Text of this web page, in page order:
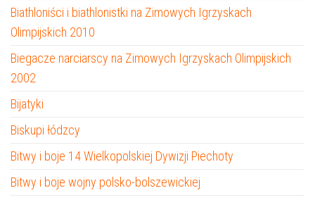
Biathloniści i biathlonistki na Zimowych Igrzyskach
Olimpijskich 2010
Biegacze narciarscy na Zimowych Igrzyskach Olimpijskich
2002
Bijatyki
Biskupi łódzcy
Bitwy i boje 14 Wielkopolskiej Dywizji Piechoty
Bitwy i boje wojny polsko-bolszewickiej